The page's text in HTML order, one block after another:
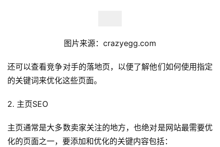
图片来源：crazyegg.com
还可以查看竞争对手的落地页，以便了解他们如何使用指定
的关键词来优化这些页面。
2. 主页SEO
主页通常是大多数卖家关注的地方，也绝对是网站最需要优
化的页面之一，要添加和优化的关键内容包括：